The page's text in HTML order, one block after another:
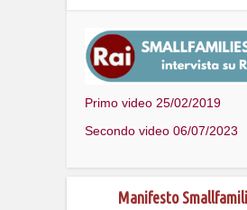
Primo video 25/02/2019
Secondo video 06/07/2023
Manifesto